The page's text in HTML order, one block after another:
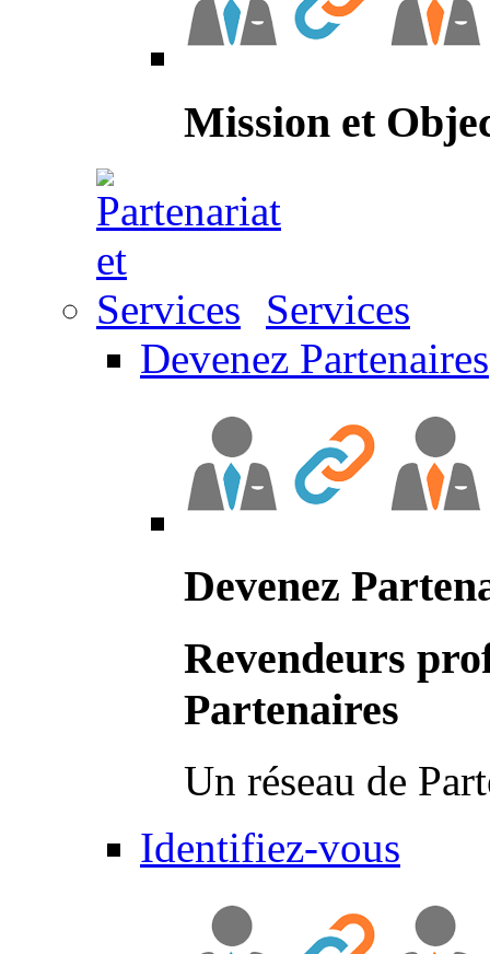
Mission et
Services
Devenez Partenaires
Devenez
Revendeurs
Partenaires
Un réseau de
Identifiez-vous